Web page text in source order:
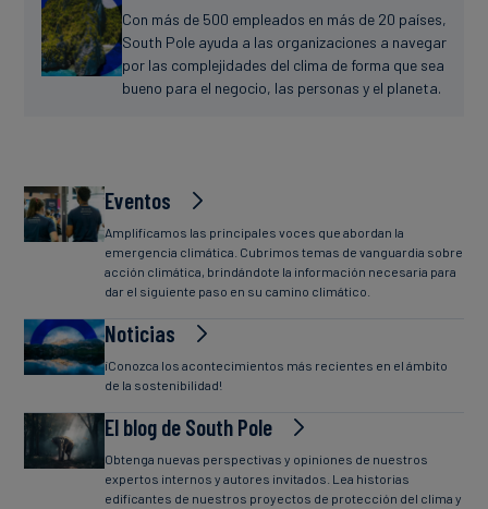
Con más de 500 empleados en más de 20 países,
South Pole ayuda a las organizaciones a navegar
por las complejidades del clima de forma que sea
bueno para el negocio, las personas y el planeta.
Eventos
Amplificamos las principales voces que abordan la
emergencia climática. Cubrimos temas de vanguardia sobre
acción climática, brindándote la información necesaria para
dar el siguiente paso en su camino climático.
Noticias
¡Conozca los acontecimientos más recientes en el ámbito
de la sostenibilidad!
El blog de South Pole
Obtenga nuevas perspectivas y opiniones de nuestros
expertos internos y autores invitados. Lea historias
edificantes de nuestros proyectos de protección del clima y